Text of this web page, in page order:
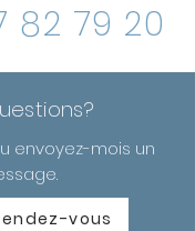
82 79 20
envoyez-mois un
vous